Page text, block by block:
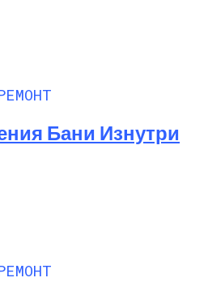
Бани Изнутри